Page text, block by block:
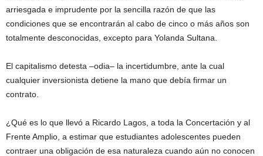
arriesgada e imprudente por la sencilla razón de que las
condiciones que se encontrarán al cabo de cinco o más años son
totalmente desconocidas, excepto para Yolanda Sultana.
El capitalismo detesta –odia– la incertidumbre, ante la cual
cualquier inversionista detiene la mano que debía firmar un
contrato.
¿Qué es lo que llevó a Ricardo Lagos, a toda la Concertación y al
Frente Amplio, a estimar que estudiantes adolescentes pueden
contraer una obligación de esa naturaleza cuando aún no conocen